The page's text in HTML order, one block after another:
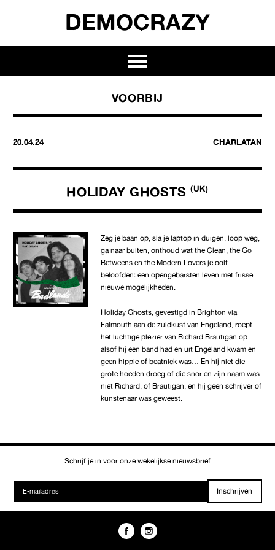
DEMOCRAZY
HOLIDAY GHOSTS (UK)
Zeg je baan op, sla je laptop in duigen, loop weg,
ga naar buiten, onthoud wat the Clean, the Go
Betweens en the Modern Lovers je ooit
beloofden: een opengebarsten leven met frisse
nieuwe mogelijkheden.
Holiday Ghosts, gevestigd in Brighton via
Falmouth aan de zuidkust van Engeland, roept
het luchtige plezier van Richard Brautigan op
alsof hij een band had en uit Engeland kwam en
geen hippie of beatnick was… En hij niet die
grote hoeden droeg of die snor en zijn naam was
niet Richard, of Brautigan, en hij geen schrijver of
kunstenaar was geweest.
VOORBIJ
20.04.24 CHARLATAN
Schrijf je in voor onze wekelijkse nieuwsbrief
Inschrijven